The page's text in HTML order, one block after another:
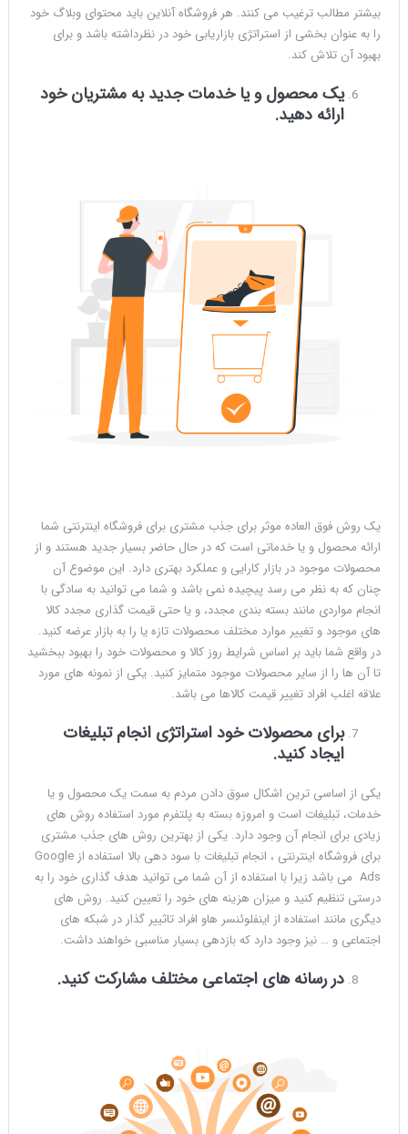
بیشتر مطالب ترغیب می کنند. هر فروشگاه آنلاین باید محتوای وبلاگ خود
را به عنوان بخشی از استراتژی بازاریابی خود در نظرداشته باشد و برای
بهبود آن تلاش کند.
یک محصول و یا خدمات جدید به مشتریان خود
ارائه دهید.
یک روش فوق العاده موثر برای جذب مشتری برای فروشگاه اینترنتی شما
ارائه محصول و یا خدماتی است که در حال حاضر بسیار جدید هستند و از
محصولات موجود در بازار کارایی و عملکرد بهتری دارد. این موضوع آن
چنان که به نظر می رسد پیچیده نمی باشد و شما می توانید به سادگی با
انجام مواردی مانند بسته بندی مجدد، و یا حتی قیمت گذاری مجدد کالا
های موجود و تغییر موارد مختلف محصولات تازه یا را به بازار عرضه کنید.
در واقع شما باید بر اساس شرایط روز کالا و محصولات خود را بهبود ببخشید
تا آن ها را از سایر محصولات موجود متمایز کنید. یکی از نمونه های مورد
علاقه اغلب افراد تغییر قیمت کالاها می باشد.
برای محصولات خود استراتژی انجام تبلیغات
ایجاد کنید.
یکی از اساسی ترین اشکال سوق دادن مردم به سمت یک محصول و یا
خدمات، تبلیغات است و امروزه بسته به پلتفرم مورد استفاده روش های
زیادی برای انجام آن وجود دارد. یکی از بهترین روش های جذب مشتری
برای فروشگاه اینترنتی ، انجام تبلیغات با سود دهی بالا استفاده از Google
Ads می باشد زیرا با استفاده از آن شما می توانید هدف گذاری خود را به
درستی تنظیم کنید و میزان هزینه های خود را تعیین کنید. روش های
دیگری مانند استفاده از اینفلوئنسر هاو افراد تاثییر گذار در شبکه های
اجتماعی و … نیز وجود دارد که بازدهی بسیار مناسبی خواهند داشت.
در رسانه های اجتماعی مختلف مشارکت کنید.